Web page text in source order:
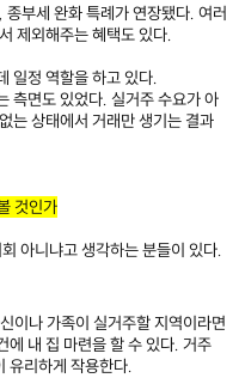
부세 완화 특례가 연장됐다. 여러
제외해주는 혜택도 있다.
일정 역할을 하고 있다.
측면도 있었다. 실거주 수요가 아
는 상태에서 거래만 생기는 결과
것인가
아니냐고 생각하는 분들이 있다.
이나 가족이 실거주할 지역이라면
에 내 집 마련을 할 수 있다. 거주
유리하게 작용한다.